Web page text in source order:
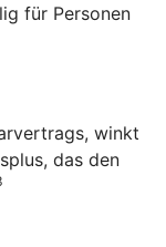
für Personen
winkt
das den